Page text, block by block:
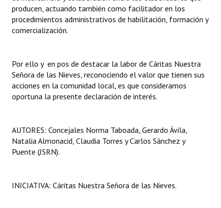
Huéspedes de Honor - Registro
Antiguos Pobladores - Registro
Bariloche, Municipio intercultural
Entrega de distinciones
producen, actuando también como facilitador en los
procedimientos administrativos de habilitación, formación y
comercialización.
Por ello y en pos de destacar la labor de Cáritas Nuestra
Señora de las Nieves, reconociendo el valor que tienen sus
acciones en la comunidad local, es que consideramos
oportuna la presente declaración de interés.
AUTORES: Concejales Norma Taboada, Gerardo Ávila,
Natalia Almonacid, Claudia Torres y Carlos Sánchez y
Puente (JSRN).
INICIATIVA: Cáritas Nuestra Señora de las Nieves.